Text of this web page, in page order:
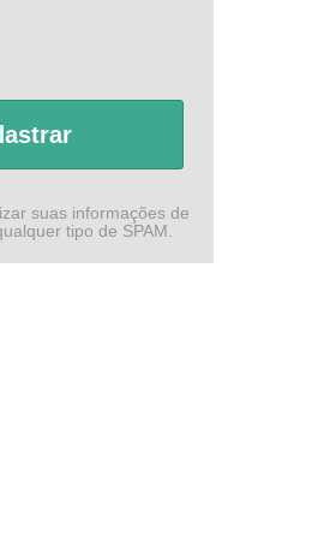
suas informações de
tipo de SPAM.